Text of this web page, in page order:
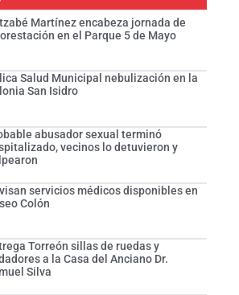
Martínez encabeza jornada de
en el Parque 5 de Mayo
Salud Municipal nebulización en la
San Isidro
abusador sexual terminó
vecinos lo detuvieron y
servicios médicos disponibles en
Colón
Torreón sillas de ruedas y
a la Casa del Anciano Dr.
Silva